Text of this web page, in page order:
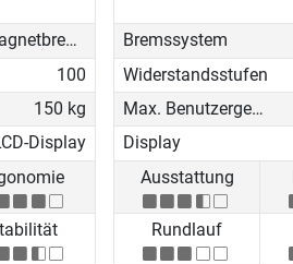
Magnetbremse (manuell)
100
150 kg
Display
Bremssystem
Widerstandsstufen
Max. Benutzergewicht
Display
Ausstattung
Rundlauf